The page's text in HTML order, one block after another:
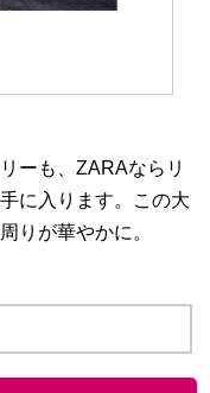
ーも、ZARAならリ
に入ります。この大
りが華やかに。